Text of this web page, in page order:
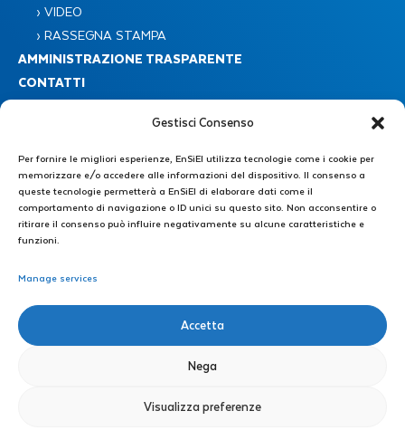
Gestisci Consenso
Per fornire le migliori esperienze, EnSiEl utilizza tecnologie come i cookie per
memorizzare e/o accedere alle informazioni del dispositivo. Il consenso a
queste tecnologie permetterà a EnSiEl di elaborare dati come il
comportamento di navigazione o ID unici su questo sito. Non acconsentire o
ritirare il consenso può influire negativamente su alcune caratteristiche e
funzioni.
Manage services
Accetta
Nega
Visualizza preferenze
› VIDEO
› RASSEGNA STAMPA
AMMINISTRAZIONE TRASPARENTE
CONTATTI
Consorzio Nazionale Interuniversitario EnSiEL
Piazzale Tecchio 80 – 80125 Napoli
Segreteria Amministrativa : +39 0776 299 3639 – +39 339 4606446
E-mail: direzione@consorzioensiel.it – segreteria@consorzioensiel.it
PEC: ensiel@certipec.it
Segreteria Tecnica di Direzione: +39 3298622874
E-mail: segreteriatecnica@consorzioensiel.it